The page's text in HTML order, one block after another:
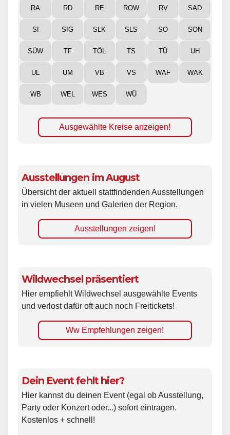
RA RD RE ROW RV SAD
SI SIG SLK SLS SO SON
SÜW TF TÖL TS TÜ UH
UL UM VB VS WAF WAK
WB WEL WES WÜ
Ausgewählte Kreise anzeigen!
Ausstellungen im August
Übersicht der aktuell stattfindenden Ausstellungen
in vielen Museen und Galerien der Region.
Ausstellungen zeigen!
Wildwechsel präsentiert
Hier empfiehlt Wildwechsel ausgewählte Events
und verlost dafür oft auch noch Freitickets!
Ww Empfehlungen zeigen!
Dein Event fehlt hier?
Hier kannst du deinen Event (egal ob Ausstellung,
Party oder Konzert oder...) sofort eintragen.
Kostenlos + schnell!